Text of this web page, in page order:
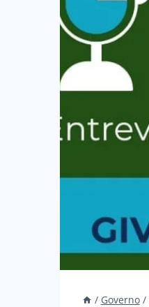
/ Governo /